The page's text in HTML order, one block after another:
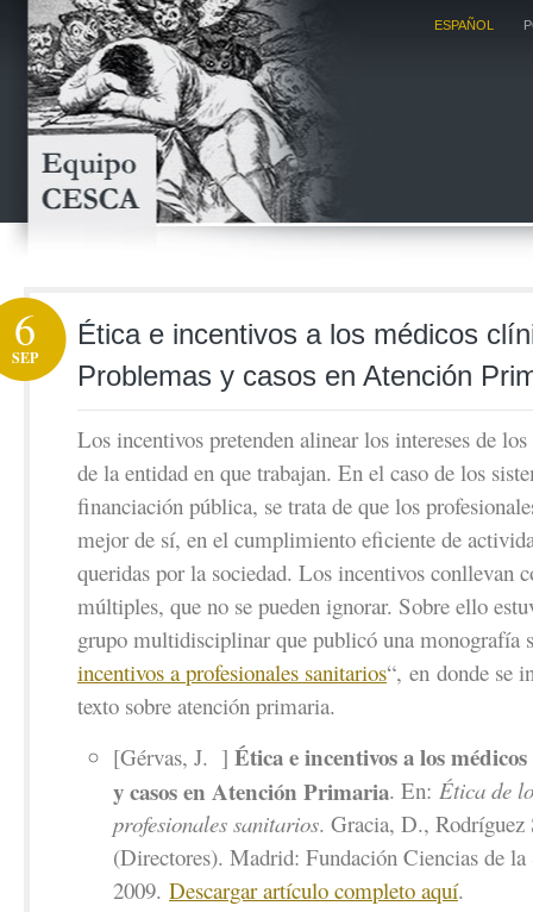
ESPAÑOL
Ética e incentivos a los médicos
Problemas y casos en Atención
6
SEP
Los incentivos pretenden alinear los intereses de
de la entidad en que trabajan. En el caso de los
financiación pública, se trata de que los
mejor de sí, en el cumplimiento eficiente de
queridas por la sociedad. Los incentivos conllevan
múltiples, que no se pueden ignorar. Sobre ello
grupo multidisciplinar que publicó una monografía
incentivos a profesionales sanitarios“, en donde se
texto sobre atención primaria.
[Gérvas, J. ] Ética e incentivos a los
y casos en Atención Primaria. En: Ética de
profesionales sanitarios. Gracia, D., Rodríguez
(Directores). Madrid: Fundación Ciencias de la
2009. Descargar artículo completo aquí.